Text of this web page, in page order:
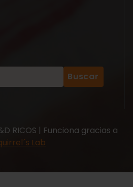
RICOS | Funciona gracias a
Lab